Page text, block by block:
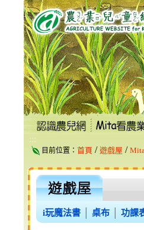
跳
到
主
要
內
容
區
塊
:::
目前位置： 首頁 / 遊戲屋 /
i玩魔法書 桌布 功課